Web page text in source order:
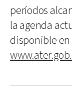
períodos
la agenda
disponible